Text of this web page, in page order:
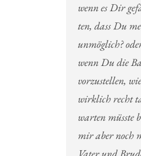
wenn es Dir
ten, dass Du
unmöglich?
wenn Du die
vorzustellen,
wirklich recht
warten müsste
mir aber noch